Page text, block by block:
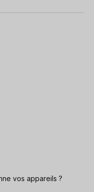
vos appareils ?